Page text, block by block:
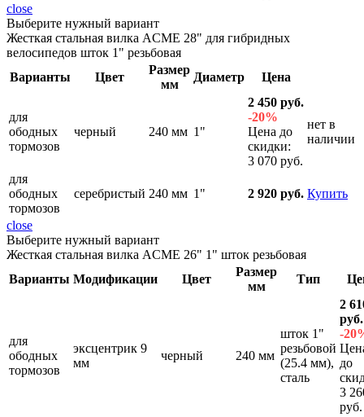
close
Выберите нужный вариант
Жесткая стальная вилка ACME 28" для гибридных
велосипедов шток 1" резьбовая
Варианты
Цвет
Размер
мм
Диаметр Цена
для
ободных
тормозов
черный 240 мм 1"
2 450 руб.
-20%
Цена до
скидки:
3 070 руб.
нет в
наличии
для
ободных
тормозов
серебристый 240 мм 1" 2 920 руб. Купить
close
Выберите нужный вариант
Жесткая стальная вилка ACME 26" 1" шток резьбовая
Варианты Модификации Цвет
Размер
мм
Тип
для
ободных
тормозов
эксцентрик 9
мм
черный 240 мм
шток 1"
резьбовой
(25.4 мм),
сталь
2
руб.
-
до
3
руб.